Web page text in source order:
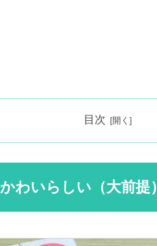
目次
わいらしい（大前提）